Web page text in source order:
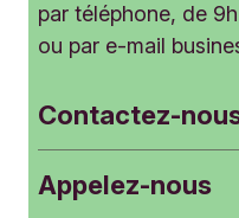
par téléphone, de
ou par e-mail
Contactez-
F
Appelez-nous